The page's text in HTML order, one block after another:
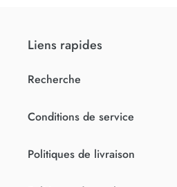
Liens rapides
Recherche
Conditions de service
Politiques de livraison